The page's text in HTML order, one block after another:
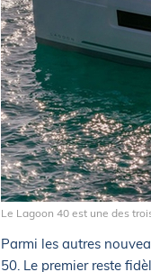
Le Lagoon 40 est une des
Parmi les autres
50. Le premier reste